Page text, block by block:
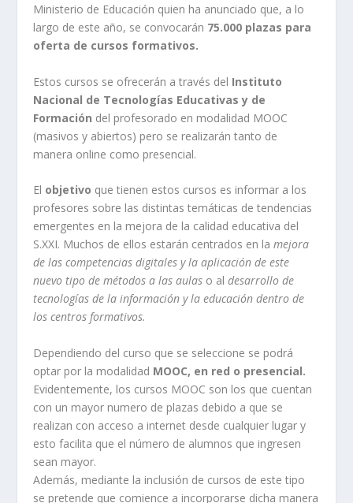
Ministerio de Educación quien ha anunciado que, a lo
largo de este año, se convocarán 75.000 plazas para
oferta de cursos formativos.
Estos cursos se ofrecerán a través del Instituto
Nacional de Tecnologías Educativas y de
Formación del profesorado en modalidad MOOC
(masivos y abiertos) pero se realizarán tanto de
manera online como presencial.
El objetivo que tienen estos cursos es informar a los
profesores sobre las distintas temáticas de tendencias
emergentes en la mejora de la calidad educativa del
S.XXI. Muchos de ellos estarán centrados en lamejora
de las competencias digitales y la aplicación de este
nuevo tipo de métodos a las aulas o al desarrollo de
tecnologías de la información y la educación dentro de
los centros formativos.
Dependiendo del curso que se seleccione se podrá
optar por la modalidad MOOC, en red o presencial.
Evidentemente, los cursos MOOC son los que cuentan
con un mayor numero de plazas debido a que se
realizan con acceso a internet desde cualquier lugar y
esto facilita que el número de alumnos que ingresen
sean mayor.
Además, mediante la inclusión de cursos de este tipo
se pretende que comience a incorporarse dicha manera